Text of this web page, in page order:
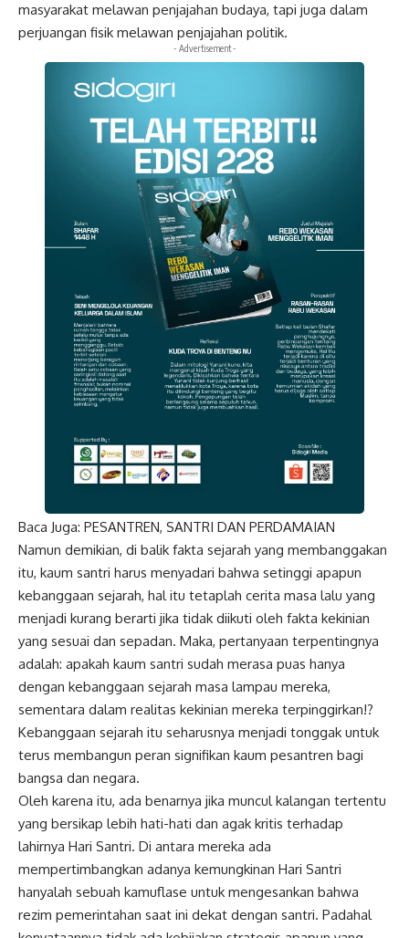
masyarakat melawan penjajahan budaya, tapi juga dalam
perjuangan fisik melawan penjajahan politik.
- Advertisement -
Baca Juga: PESANTREN, SANTRI DAN PERDAMAIAN
Namun demikian, di balik fakta sejarah yang membanggakan
itu, kaum santri harus menyadari bahwa setinggi apapun
kebanggaan sejarah, hal itu tetaplah cerita masa lalu yang
menjadi kurang berarti jika tidak diikuti oleh fakta kekinian
yang sesuai dan sepadan. Maka, pertanyaan terpentingnya
adalah: apakah kaum santri sudah merasa puas hanya
dengan kebanggaan sejarah masa lampau mereka,
sementara dalam realitas kekinian mereka terpinggirkan!?
Kebanggaan sejarah itu seharusnya menjadi tonggak untuk
terus membangun peran signifikan kaum pesantren bagi
bangsa dan negara.
Oleh karena itu, ada benarnya jika muncul kalangan tertentu
yang bersikap lebih hati-hati dan agak kritis terhadap
lahirnya Hari Santri. Di antara mereka ada
mempertimbangkan adanya kemungkinan Hari Santri
hanyalah sebuah kamuflase untuk mengesankan bahwa
rezim pemerintahan saat ini dekat dengan santri. Padahal